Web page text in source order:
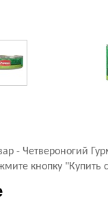
- Четвероногий
кнопку "Купить